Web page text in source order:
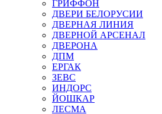
ГРИФФОН
ДВЕРИ БЕЛОРУСИИ
ДВЕРНАЯ ЛИНИЯ
ДВЕРНОЙ АРСЕНАЛ
ДВЕРОНА
ДПМ
ЕРГАК
ЗЕВС
ИНДОРС
ЙОШКАР
ЛЕСМА